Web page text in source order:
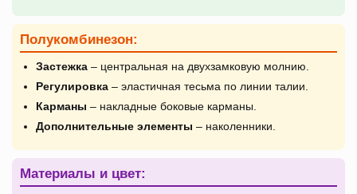
Полукомбинезон:
Застежка – центральная на двухзамковую молнию.
Регулировка – эластичная тесьма по линии талии.
Карманы – накладные боковые карманы.
Дополнительные элементы – наколенники.
Материалы и цвет: